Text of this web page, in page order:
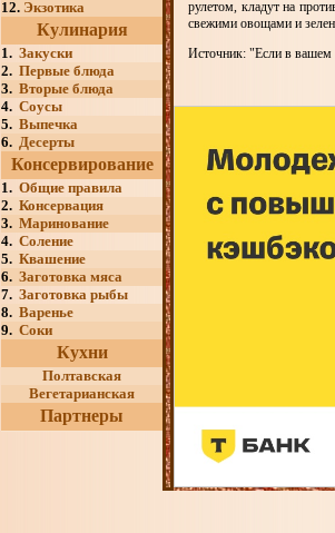
12. Экзотика
Кулинария
1. Закуски
2. Первые блюда
3. Вторые блюда
4. Соусы
5. Выпечка
6. Десерты
Консервирование
1. Общие правила
2. Консервация
3. Маринование
4. Соление
5. Квашение
6. Заготовка мяса
7. Заготовка рыбы
8. Варенье
9. Соки
Кухни
Полтавская
Вегетарианская
Партнеры
рулетом, кладут на
свежими овощами и
Источник: "Если в вашем